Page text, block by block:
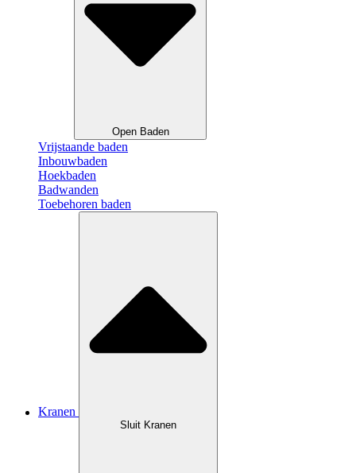
Open Baden
Vrijstaande baden
Inbouwbaden
Hoekbaden
Badwanden
Toebehoren baden
Kranen
Sluit Kranen